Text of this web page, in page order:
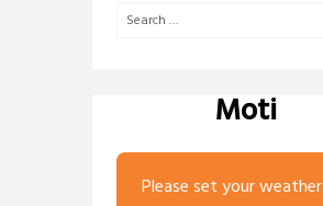
Moti
Please set your weather